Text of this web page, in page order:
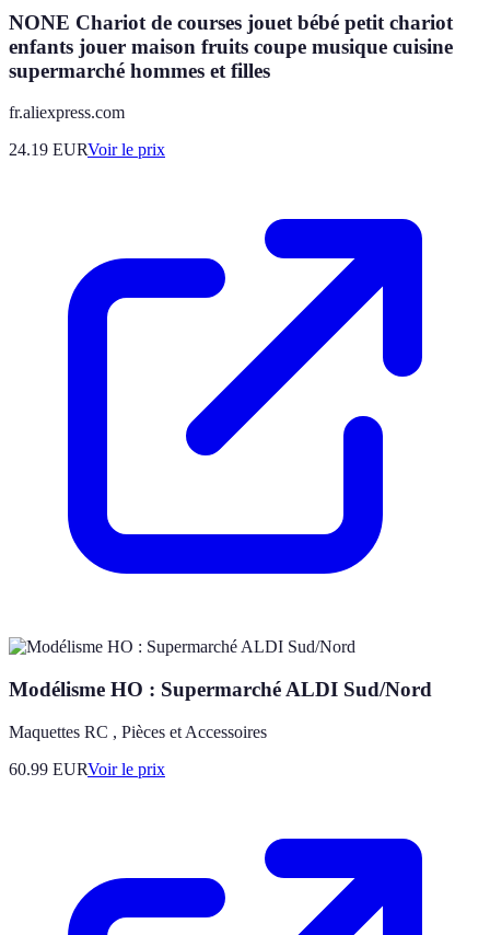
NONE Chariot de courses jouet bébé petit chariot
enfants jouer maison fruits coupe musique cuisine
supermarché hommes et filles
fr.aliexpress.com
24.19 EURVoir le prix
Modélisme HO : Supermarché ALDI Sud/Nord
Maquettes RC , Pièces et Accessoires
60.99 EURVoir le prix